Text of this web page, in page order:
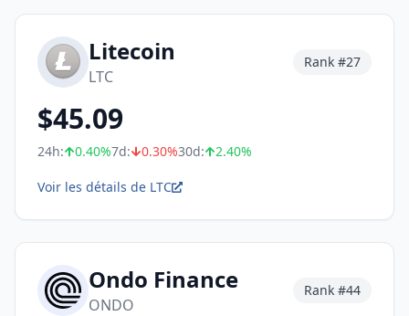
Litecoin
LTC
Rank #27
$45.09
24h: 0.40%7d: 0.30%30d: 2.40%
Voir les détails de LTC
Ondo Finance
ONDO
Rank #44